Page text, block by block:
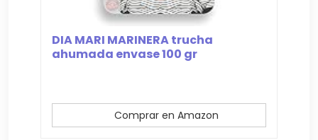
DIA MARI MARINERA trucha
ahumada envase 100 gr
Comprar en Amazon